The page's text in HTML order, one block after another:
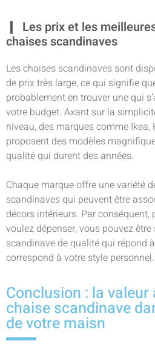
Les prix et les
chaises scandinaves
Les chaises scandinaves sont
de prix très large, ce qui signifie
probablement en trouver une qui
votre budget. Axant sur la
niveau, des marques comme Ikea,
proposent des modèles
qualité qui durent des années.
Chaque marque offre une variété
scandinaves qui peuvent être
décors intérieurs. Par
voulez dépenser, vous pouvez
scandinave de qualité qui répond
correspond à votre style personnel.
Conclusion : la valeur
chaise scandinave
de votre maisn